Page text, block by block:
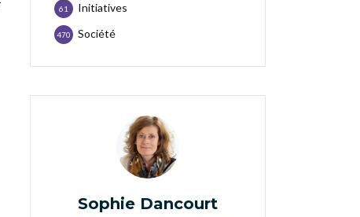
Initiatives
61
Société
470
Sophie Dancourt